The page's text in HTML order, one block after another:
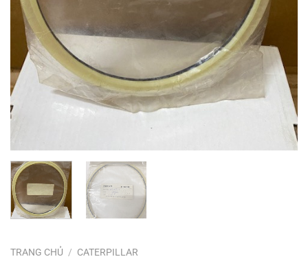
TRANG CHỦ / CATERPILLAR